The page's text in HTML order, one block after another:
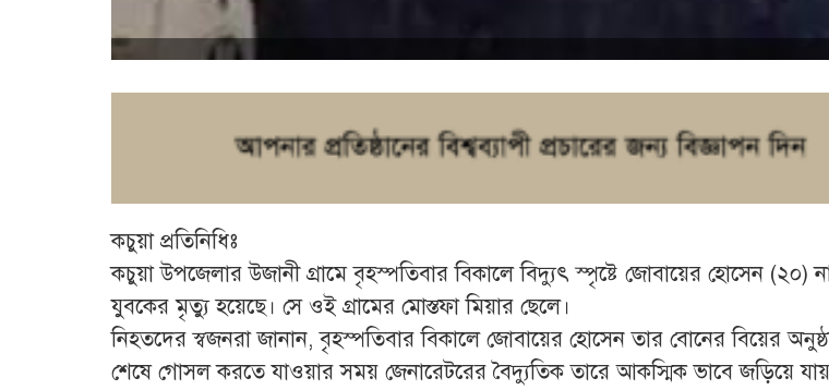
কচুয়া প্রতিনিধিঃ
কচুয়া উপজেলার উজানী গ্রামে বৃহস্পতিবার বিকালে বিদ্যুৎ স্পৃষ্টে জোবায়ের হোসেন (২০)
যুবকের মৃত্যু হয়েছে। সে ওই গ্রামের মোস্তফা মিয়ার ছেলে।
নিহতদের স্বজনরা জানান, বৃহস্পতিবার বিকালে জোবায়ের হোসেন তার বোনের বিয়ের
শেষে গোসল করতে যাওয়ার সময় জেনারেটরের বৈদ্যুতিক তারে আকস্মিক ভাবে জড়িয়ে